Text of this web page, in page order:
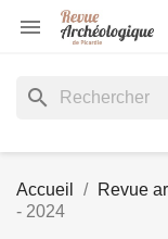

search
Accueil Revue
- 2024